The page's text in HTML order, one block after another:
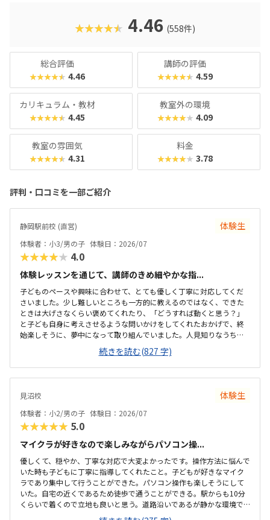
学びを通して、子どもたちは未来を生き抜くための土台をし
っかりと築くことができます。ここでは、デジタネプログラ
やすくご紹介していきますね。
★★★★★ 4.46 (558件)
総合評価
★★★★★ 4.46
講師の評価
★★★★★ 4.59
カリキュラム・教材
★★★★★ 4.45
教室外の環境
★★★★★ 4.09
教室の雰囲気
★★★★★ 4.31
料金
★★★★★ 3.78
評判・口コミを一部ご紹介
静岡駅前校 (直営) 体験生
体験者：小3/男の子 体験日：2026/07
★★★★★ 4.0
体験レッスンを通じて、講師のきめ細やかな指...
子どものペースや興味に合わせて、とても優しく丁寧に対応してくだ
さいました。少し難しいところも一方的に教えるのではなく、できた
ときは大げさなくらい褒めてくれたり、「どうすれば動くと思う？」
と子ども自身に考えさせるような問いかけをしてくれたおかげで、終
始楽しそうに、夢中になって取り組んでいました。人見知りなうちの
子もすぐに緊張がほぐれ、安心して楽しく学べたと感じています。子
どもが大好きなロブロックスの世界を舞台にしているため、最初から
最後まで高いモチベーションで取り組めていました。ただ遊ぶだけで
なく、ゲームを作るというプロセスを通じて、自然とプログラミング
と感じました。自分の思い描いた動きが画面上にすぐに反映される仕
組みも、子どもの「もっと作りたい」という意欲をを引き出すのにぴ
ったりだと思いました。最寄り駅から近く、大通りを通...
続きを読む(827 字)
見沼校 体験生
体験者：小2/男の子 体験日：2026/07
★★★★★ 5.0
マイクラが好きなので楽しみながらパソコン操...
優しくて、穏やか、丁寧な対応で大変よかったです。操作方法に悩んで
いた時も子どもに丁寧に指導してくれたこと。子どもが好きなマイク
ラであり集中して行うことができた。パソコン操作も楽しそうにして
いた。自宅の近くであるため徒歩で通うことができる。駅からも10分
くらいで着くので立地も良いと思う。道路沿いであるが静かな環境で
子どもも落ち着いて集中して授業を受けることができた。プログラミ